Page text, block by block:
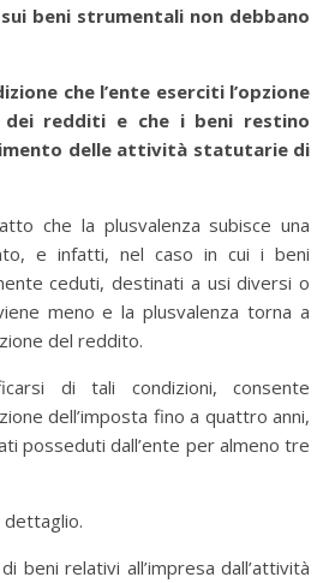
beni strumentali non debbano
che l’ente eserciti l’opzione
dei redditi e che i beni restino
delle attività statutarie di
che la plusvalenza subisce una
e infatti, nel caso in cui i beni
ceduti, destinati a usi diversi o
meno e la plusvalenza torna a
del reddito.
di tali condizioni, consente
dell’imposta fino a quattro anni,
posseduti dall’ente per almeno tre
dettaglio.
beni relativi all’impresa dall’attività